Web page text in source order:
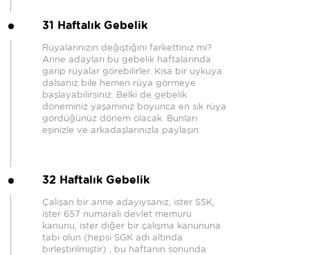
31 Haftalık Gebelik
Rüyalarınızın değiştiğini farkettiniz mi?
Anne adayları bu gebelik haftalarında
garip rüyalar görebilirler. Kısa bir uykuya
dalsanız bile hemen rüya görmeye
başlayabilirsiniz. Belki de gebelik
döneminiz yaşamınız boyunca en sık rüya
gördüğünüz dönem olacak. Bunları
eşinizle ve arkadaşlarınızla paylaşın.
32 Haftalık Gebelik
Çalışan bir anne adayıysanız, ister SSK,
ister 657 numaralı devlet memuru
kanunu, ister diğer bir çalışma kanununa
tabi olun (hepsi SGK adı altında
birleştirilmiştir) , bu haftanın sonunda